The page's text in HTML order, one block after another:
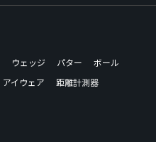
ウェッジ パター
ボール
アイウェア
距離計測器